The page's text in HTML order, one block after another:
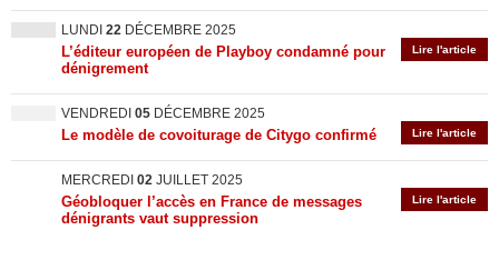
LUNDI 22 DÉCEMBRE 2025
Lire l'article
L’éditeur européen de Playboy condamné pour
dénigrement
VENDREDI 05 DÉCEMBRE 2025
Lire l'article
Le modèle de covoiturage de Citygo confirmé
MERCREDI 02 JUILLET 2025
Lire l'article
Géobloquer l’accès en France de messages
dénigrants vaut suppression